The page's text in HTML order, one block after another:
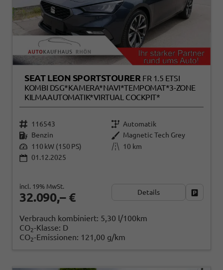
SEAT LEON SPORTSTOURER FR 1.5 ETSI
KOMBI DSG*KAMERA*NAVI*TEMPOMAT*3-ZONE
KILMAAUTOMATIK*VIRTUAL COCKPIT*
116543
Automatik
Benzin
Magnetic Tech Grey
110 kW (150 PS)
10 km
01.12.2025
32.090,– €
incl. 19% MwSt.
Details
Verbrauch kombiniert: 5,30 l/100km
CO2-Klasse: D
CO2-Emissionen: 121,00 g/km